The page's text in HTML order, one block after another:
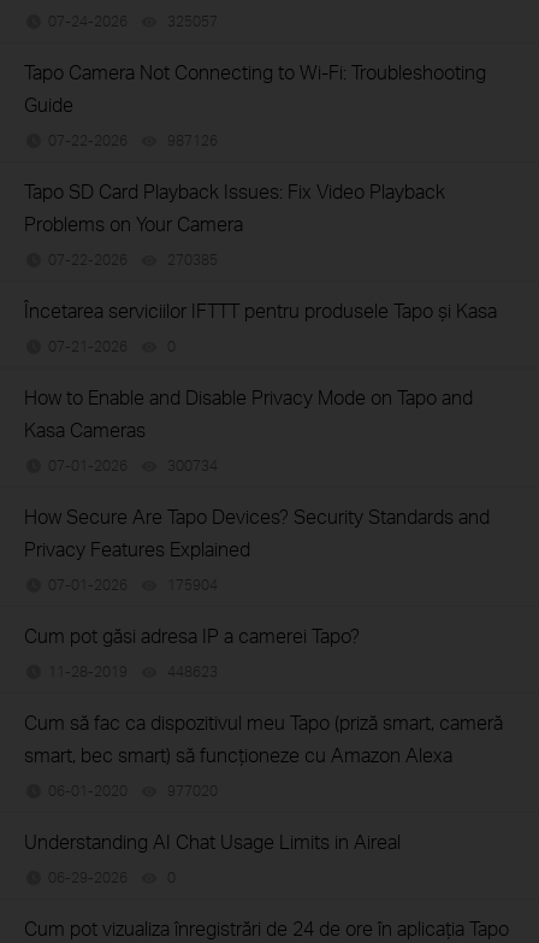
07-24-2026 325057
Tapo Camera Not Connecting to Wi-Fi: Troubleshooting
Guide
07-22-2026 987126
Tapo SD Card Playback Issues: Fix Video Playback
Problems on Your Camera
07-22-2026 270385
Încetarea serviciilor IFTTT pentru produsele Tapo și Kasa
07-21-2026 0
How to Enable and Disable Privacy Mode on Tapo and
Kasa Cameras
07-01-2026 300734
How Secure Are Tapo Devices? Security Standards and
Privacy Features Explained
07-01-2026 175904
Cum pot găsi adresa IP a camerei Tapo?
11-28-2019 448623
Cum să fac ca dispozitivul meu Tapo (priză smart, cameră
smart, bec smart) să funcționeze cu Amazon Alexa
06-01-2020 977020
Understanding AI Chat Usage Limits in Aireal
06-29-2026 0
Cum pot vizualiza înregistrări de 24 de ore în aplicația Tapo